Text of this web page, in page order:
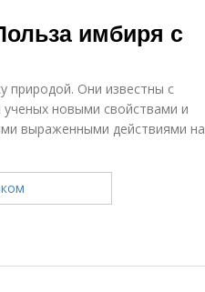
имбиря с
природой. Они известны с
новыми свойствами и
выраженными действиями на